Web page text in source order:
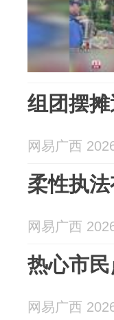
组团摆
网易广西
柔性执
网易广西
热心市
网易广西